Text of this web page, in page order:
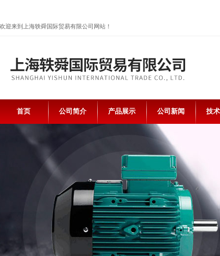
欢迎来到上海轶舜国际贸易有限公司网站！
首页 公司简介 产品展示 公司新闻 技